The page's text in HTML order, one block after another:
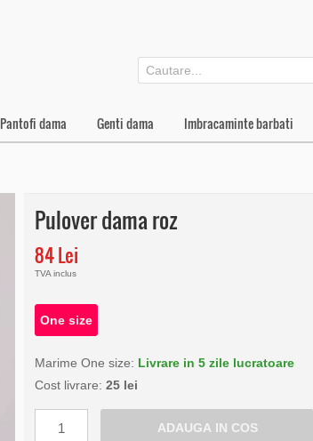
Pantofi dama Genti dama Imbracaminte barbati
Pulover dama roz
84 Lei
TVA inclus
One size
Marime One size: Livrare in 5 zile lucratoare
Cost livrare: 25 lei